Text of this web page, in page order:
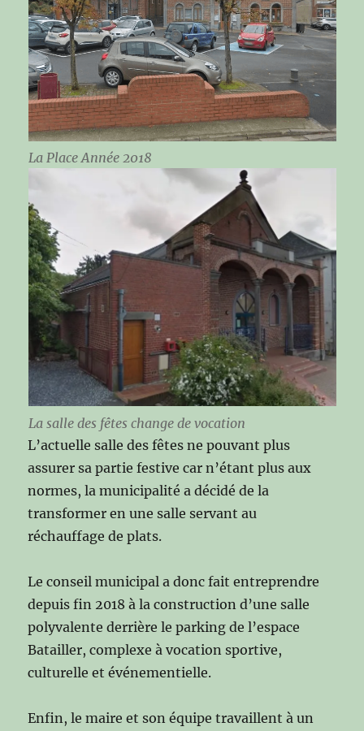
La Place Année 2018
La salle des fêtes change de vocation
L’actuelle salle des fêtes ne pouvant plus
assurer sa partie festive car n’étant plus aux
normes, la municipalité a décidé de la
transformer en une salle servant au
réchauffage de plats.
Le conseil municipal a donc fait entreprendre
depuis fin 2018 à la construction d’une salle
polyvalente derrière le parking de l’espace
Batailler, complexe à vocation sportive,
culturelle et événementielle.
Enfin, le maire et son équipe travaillent à un